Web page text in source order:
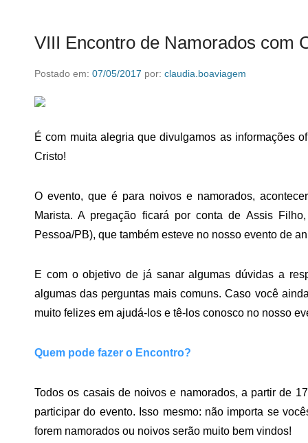
VIII Encontro de Namorados com
Postado em: 07/05/2017 por: claudia.boaviagem
É com muita alegria que divulgamos as informações
Cristo!
O evento, que é para noivos e namorados,
Marista. A pregação ficará por conta de Assis
Pessoa/PB), que também esteve no nosso evento de
E com o objetivo de já sanar algumas dúvidas a
algumas das perguntas mais comuns. Caso você
muito felizes em ajudá-los e tê-los conosco no nosso
Quem pode fazer o Encontro?
Todos os casais de noivos e namorados, a partir de
participar do evento. Isso mesmo: não importa se
forem namorados ou noivos serão muito bem vindos!